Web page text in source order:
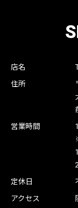
店名
住所
営業時間
定休日
アクセス